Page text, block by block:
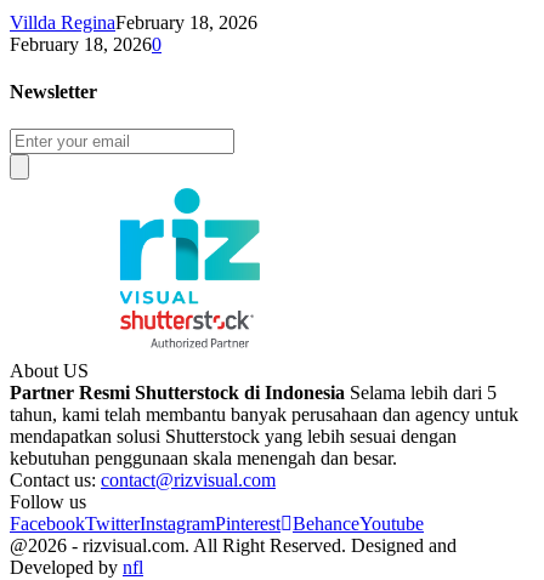
Villda ReginaFebruary 18, 2026
February 18, 20260
Newsletter
About US
Partner Resmi Shutterstock di Indonesia Selama lebih dari 5
tahun, kami telah membantu banyak perusahaan dan agency untuk
mendapatkan solusi Shutterstock yang lebih sesuai dengan
kebutuhan penggunaan skala menengah dan besar.
Contact us: contact@rizvisual.com
Follow us
FacebookTwitterInstagramPinterest BehanceYoutube
@2026 - rizvisual.com. All Right Reserved. Designed and
Developed by nfl